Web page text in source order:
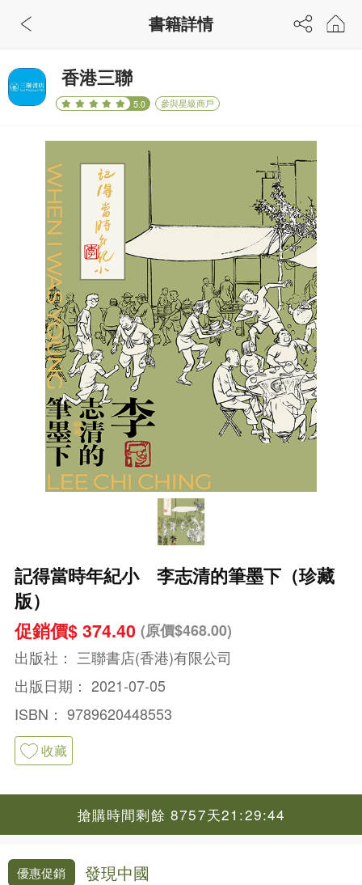
香港三聯
5.0 參與星級商戶
記得當時年紀小 李志清的筆墨下（珍藏
版）
促銷價$ 374.40 (原價$468.00)
出版社： 三聯書店(香港)有限公司
出版日期： 2021-07-05
ISBN： 9789620448553
收藏
搶購時間剩餘 8757天21:29:43
優惠促銷 發現中國
書籍詳情